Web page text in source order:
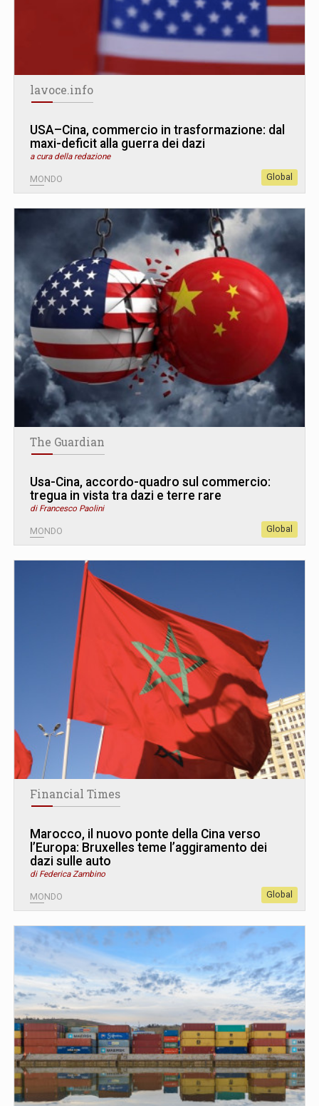
lavoce.info
USA–Cina, commercio in trasformazione: dal
maxi-deficit alla guerra dei dazi
a cura della redazione
MONDO Global
The Guardian
Usa-Cina, accordo-quadro sul commercio:
tregua in vista tra dazi e terre rare
di Francesco Paolini
MONDO Global
Financial Times
Marocco, il nuovo ponte della Cina verso
l’Europa: Bruxelles teme l’aggiramento dei
dazi sulle auto
di Federica Zambino
MONDO Global